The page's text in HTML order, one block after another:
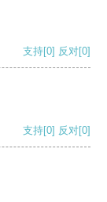
支持[0] 反对[0]
支持[0] 反对[0]